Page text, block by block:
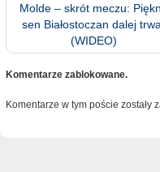
Molde – skrót meczu:
sen Białostoczan dalej
(WIDEO)
Komentarze zablokowane.
Komentarze w tym poście zostały